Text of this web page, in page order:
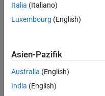
Konvertierungen zwischen
How
Italia (Italiano)
Luxembourg (English)
Asien-Pazifik
Australia (English)
India (English)